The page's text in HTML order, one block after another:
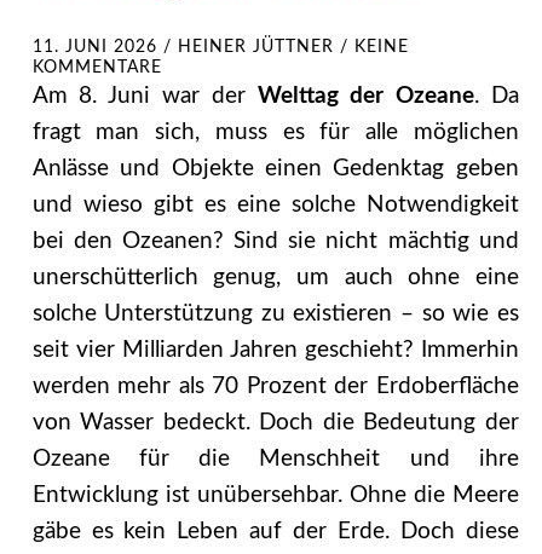
11. JUNI 2026 / HEINER JÜTTNER / KEINE
KOMMENTARE
Am 8. Juni war der Welttag der Ozeane. Da
fragt man sich, muss es für alle möglichen
Anlässe und Objekte einen Gedenktag geben
und wieso gibt es eine solche Notwendigkeit
bei den Ozeanen? Sind sie nicht mächtig und
unerschütterlich genug, um auch ohne eine
solche Unterstützung zu existieren – so wie es
seit vier Milliarden Jahren geschieht? Immerhin
werden mehr als 70 Prozent der Erdoberfläche
von Wasser bedeckt. Doch die Bedeutung der
Ozeane für die Menschheit und ihre
Entwicklung ist unübersehbar. Ohne die Meere
gäbe es kein Leben auf der Erde. Doch diese